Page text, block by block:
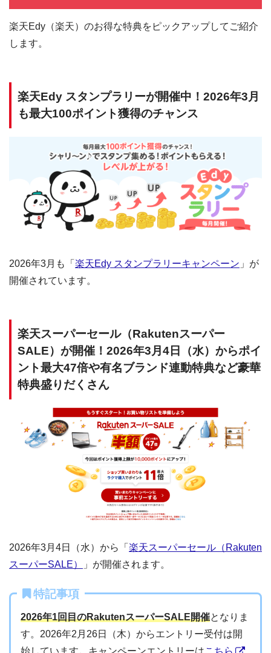
楽天Edy（楽天）のお得な特典をピックアップしてご紹介
します。
楽天Edy スタンプラリーが開催中！2026年3月
も最大100ポイント獲得のチャンス
2026年3月も「 楽天Edy スタンプラリーキャンペーン 」が
開催されています。
楽天スーパーセール（Rakutenスーパー
SALE）が開催！2026年3月4日（水）からポイ
ント最大47倍や有名ブランド連動特典など豪華
特典盛りだくさん
2026年3月4日（水）から「 楽天スーパーセール（Rakuten
スーパーSALE）
」が開催されます。
特記事項
2026年1回目のRakutenスーパーSALE開催となりま
す。2026年2月26日（木）からエントリー受付は開
始しています。キャンペーンエントリーはこちら